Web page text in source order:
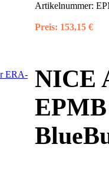
Artikelnummer:
Preis: 153,15 €
NICE